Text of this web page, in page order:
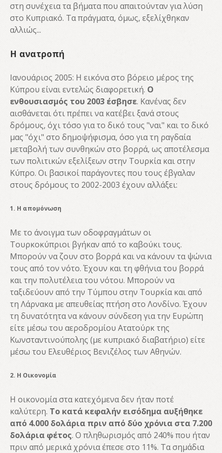
στη συνέχεια τα βήματα που απαιτούνταν για λύση
στο Κυπριακό. Τα πράγματα, όμως, εξελίχθηκαν
αλλιώς...
Η ανατροπή
Ιανουάριος 2005: Η εικόνα στο βόρειο μέρος της
Κύπρου είναι εντελώς διαφορετική. Ο
ενθουσιασμός του 2003 έσβησε. Κανένας δεν
αισθάνεται ότι πρέπει να κατέβει ξανά στους
δρόμους, όχι τόσο για το δικό τους "ναι" και το δικό
μας "όχι" στο δημοψήφισμα, όσο για τη ραγδαία
μεταβολή των συνθηκών στο βορρά, ως αποτέλεσμα
των πολιτικών εξελίξεων στην Τουρκία και στην
Κύπρο. Οι βασικοί παράγοντες που τους έβγαλαν
στους δρόμους το 2002-2003 έχουν αλλάξει:
1. Η απομόνωση
Με το άνοιγμα των οδοφραγμάτων οι
Τουρκοκύπριοι βγήκαν από το καβούκι τους.
Μπορούν να ζουν στο βορρά και να κάνουν τα ψώνια
τους από τον νότο. Έχουν και τη φθήνια του βορρά
και την πολυτέλεια του νότου. Μπορούν να
ταξιδεύουν από την Τύμπου στην Τουρκία και από
τη Λάρνακα με απευθείας πτήση στο Λονδίνο. Έχουν
τη δυνατότητα να κάνουν σύνδεση για την Ευρώπη
είτε μέσω του αεροδρομίου Ατατούρκ της
Κωνσταντινούπολης (με κυπριακό διαβατήριο) είτε
μέσω του Ελευθέριος Βενιζέλος των Αθηνών.
2. Η Οικονομία
Η οικονομία στα κατεχόμενα δεν ήταν ποτέ
καλύτερη. Το κατά κεφαλήν εισόδημα αυξήθηκε
από 4.000 δολάρια πριν από δύο χρόνια στα 7.200
δολάρια φέτος. Ο πληθωρισμός από 240% που ήταν
πριν από μερικά χρόνια έπεσε στο 11%. Τα σημάδια